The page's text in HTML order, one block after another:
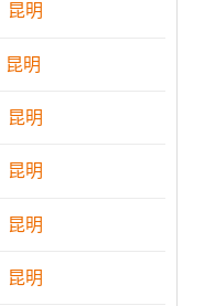
昆明
昆明
昆明
昆明
昆明
昆明